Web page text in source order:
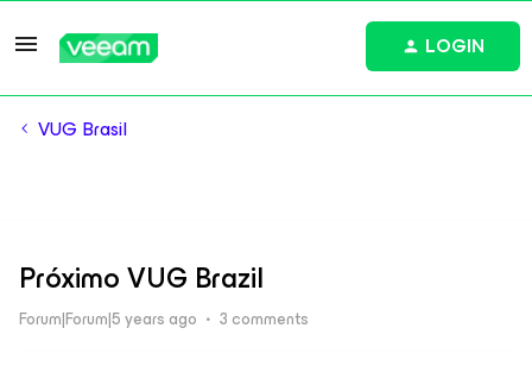
LOGIN
VUG Brasil
Próximo VUG Brazil
Forum|Forum|5 years ago 3 comments